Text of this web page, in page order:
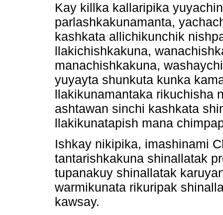
Kay killka kallaripika
parlashkakunamanta,
kashkata allichikunchik
llakichishkakuna,
manachishkakuna,
yuyayta shunkuta kunka
llakikunamantaka rikuchisha
ashtawan sinchi kashkata
llakikunatapish mana
Ishkay nikipika, imashinami
tantarishkakuna shinallatak
tupanakuy shinallatak
warmikunata rikuripak
kawsay.